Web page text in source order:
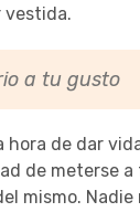
vestida.
a tu gusto
hora de dar
de meterse
mismo. Nadie